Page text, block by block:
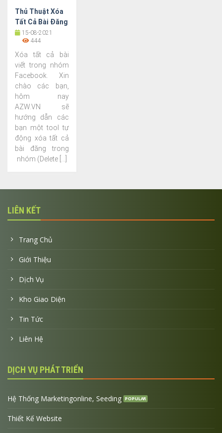
Thủ Thuật Xóa
Tất Cả Bài Đăng
Trong Nhóm
(Group)
Facebook
15-08-2021
444
Xóa tất cả bài
viết trong nhóm
Facebook. Xin
chào các bạn,
hôm nay
AZW.VN sẽ
hướng dẫn các
bạn một tool tự
động xóa tất cả
bài đăng trong
nhóm (Delete [...]
LIÊN KẾT
Trang Chủ
Giới Thiệu
Dịch Vụ
Kho Giao Diện
Tin Tức
Liên Hệ
DỊCH VỤ PHÁT TRIỂN
Hệ Thống Marketingonline, Seeding
Thiết Kế Website